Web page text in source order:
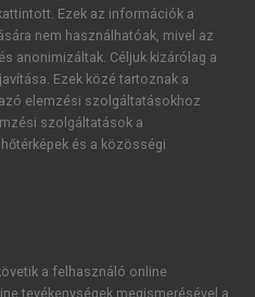
Ezek az információk a
nem használhatóak, mivel az
anonimizáltak. Céljuk kizárólag a
Ezek közé tartoznak a
elemzési szolgáltatásokhoz
szolgáltatások a
és a közösségi
a felhasználó online
tevékenységek megismerésével a